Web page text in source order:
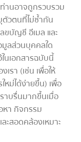
นอาจถูกรวบรวม
ตัวตนที่ไม่ซ้ำกัน
ขบัญชี อีเมล และ
ลส่วนบุคคลใด
นเอกสารฉบับนี้
รา (เช่น เพื่อให้
หม่ได้ง่ายขึ้น) เพื่อ
าบรื่นมากขึ้นเมื่อ
หา กิจกรรม
สอดคล้องเหมาะ